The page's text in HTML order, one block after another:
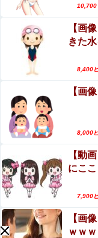
が､意識は正常で何
立ちんぼを買うも
代わりの足コキで
【悲報】ヤニねこ
ｗｗｗｗｗ
【動画】 素人ボイ
まうｗｗｗwｗｗｗ
【ウマ娘】イリテ
ってなかったのに
よな。
【悲報】楽天モバイ
wwwww
～』をraw
の負け犬
禁ｗｗやっ
エロ漫画『
やhitomiを
【閲覧注意
10,700
【画
きた
8,400
【画
8,000
【動
にこ
7,900
【画
ｗｗｗ